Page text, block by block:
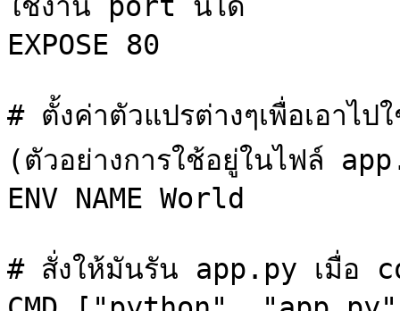
EXPOSE 80
# ตั้งค่าตัวแปรต่างๆเพื่อเอาไ
(ตัวอย่างการใช้อยู่ในไฟล์
ENV NAME World
# สั่งให้มันรัน app.py เมื่อ